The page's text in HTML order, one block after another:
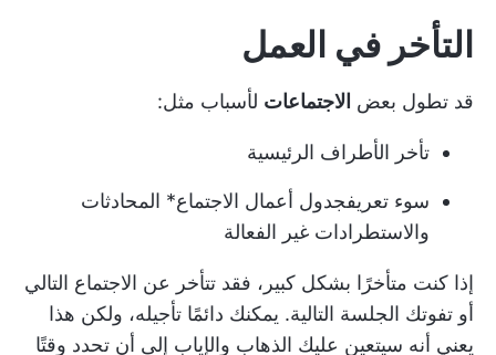
التأخر في العمل
قد تطول بعض الاجتماعات لأسباب مثل:
تأخر الأطراف الرئيسية
سوء تعريفجدول أعمال الاجتماع* المحادثات
والاستطرادات غير الفعالة
إذا كنت متأخرًا بشكل كبير، فقد تتأخر عن الاجتماع التالي
أو تفوتك الجلسة التالية. يمكنك دائمًا تأجيله، ولكن هذا
يعني أنه سيتعين عليك الذهاب والإياب إلى أن تحدد وقتًا